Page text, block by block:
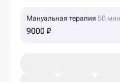
Мануальная терапия 50 мин
9000 ₽